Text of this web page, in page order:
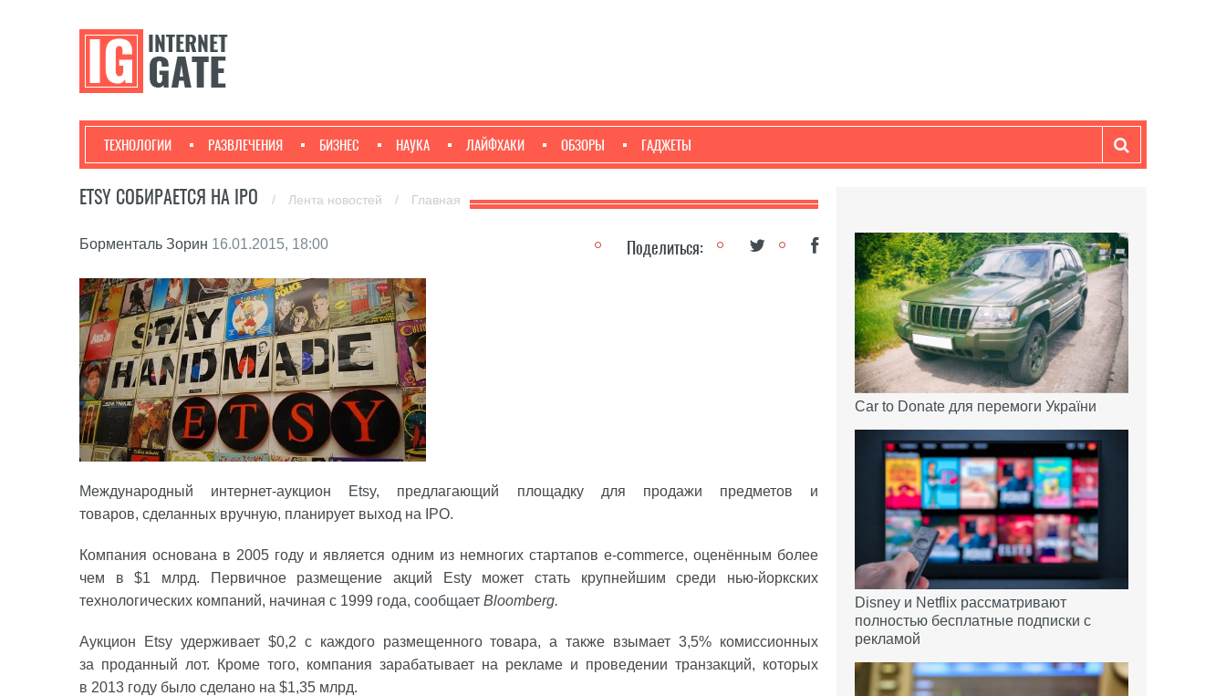
ТЕХНОЛОГИИ РАЗВЛЕЧЕНИЯ БИЗНЕС НАУКА ЛАЙФХАКИ ОБЗОРЫ ГАДЖЕТЫ
ETSY СОБИРАЕТСЯ НА IPO / Лента новостей / Главная
Борменталь Зорин 16.01.2015, 18:00 Поделиться:
Международный интернет-аукцион Etsy, предлагающий площадку для продажи предметов и
товаров, сделанных вручную, планирует выход на IPO.
Компания основана в 2005 году и является одним из немногих стартапов e-commerce, оценённым более
чем в $1 млрд. Первичное размещение акций Esty может стать крупнейшим среди нью-йоркских
технологических компаний, начиная с 1999 года, сообщает Bloomberg.
Аукцион Etsy удерживает $0,2 с каждого размещенного товара, а также взымает 3,5% комиссионных
за проданный лот. Кроме того, компания зарабатывает на рекламе и проведении транзакций, которых
в 2013 году было сделано на $1,35 млрд.
Car to Donate для перемоги України
Disney и Netflix рассматривают
полностью бесплатные подписки с
рекламой